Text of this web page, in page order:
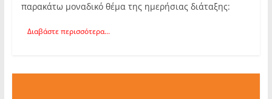
παρακάτω μοναδικό θέμα της ημερήσιας διάταξης:
Διαβάστε περισσότερα...